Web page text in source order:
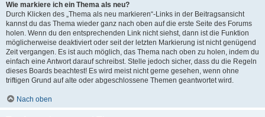
Wie markiere ich ein Thema als neu?
Durch Klicken des „Thema als neu markieren“-Links in der Beitragsansicht
kannst du das Thema wieder ganz nach oben auf die erste Seite des Forums
holen. Wenn du den entsprechenden Link nicht siehst, dann ist die Funktion
möglicherweise deaktiviert oder seit der letzten Markierung ist nicht genügend
Zeit vergangen. Es ist auch möglich, das Thema nach oben zu holen, indem du
einfach eine Antwort darauf schreibst. Stelle jedoch sicher, dass du die Regeln
dieses Boards beachtest! Es wird meist nicht gerne gesehen, wenn ohne
triftigen Grund auf alte oder abgeschlossene Themen geantwortet wird.
Nach oben